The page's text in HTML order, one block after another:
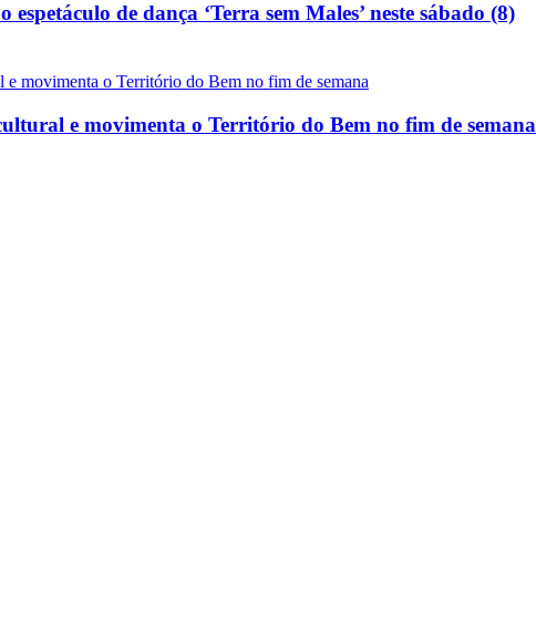
de dança ‘Terra sem Males’ neste sábado (8)
e movimenta o Território do Bem no fim de semana